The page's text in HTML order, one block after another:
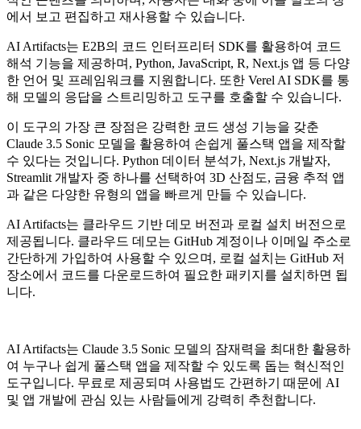
에서 보고 편집하고 재사용할 수 있습니다.
AI Artifacts는 E2B의 코드 인터프리터 SDK를 활용하여 코드
해석 기능을 제공하며, Python, JavaScript, R, Next.js 앱 등 다양
한 언어 및 프레임워크를 지원합니다. 또한 Verel AI SDK를 통
해 모델의 응답을 스트리밍하고 도구를 호출할 수 있습니다.
이 도구의 가장 큰 장점은 강력한 코드 생성 기능을 갖춘
Claude 3.5 Sonic 모델을 활용하여 손쉽게 풀스택 앱을 제작할
수 있다는 것입니다. Python 데이터 분석가, Next.js 개발자,
Streamlit 개발자 중 하나를 선택하여 3D 산점도, 금융 추적 앱
과 같은 다양한 유형의 앱을 빠르게 만들 수 있습니다.
AI Artifacts는 클라우드 기반 데모 버전과 로컬 설치 버전으로
제공됩니다. 클라우드 데모는 GitHub 계정이나 이메일 주소로
간단하게 가입하여 사용할 수 있으며, 로컬 설치는 GitHub 저
장소에서 코드를 다운로드하여 필요한 패키지를 설치하면 됩
니다.
AI Artifacts는 Claude 3.5 Sonic 모델의 잠재력을 최대한 활용하
여 누구나 쉽게 풀스택 앱을 제작할 수 있도록 돕는 혁신적인
도구입니다. 무료로 제공되며 사용법도 간편하기 때문에 AI
및 앱 개발에 관심 있는 사람들에게 강력히 추천합니다.